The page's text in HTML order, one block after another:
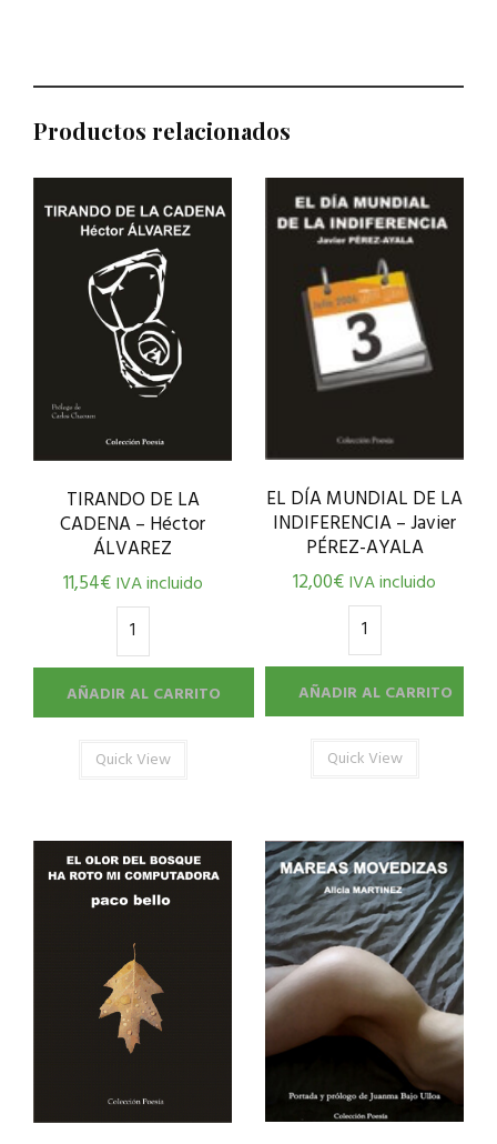
Productos relacionados
TIRANDO DE LA
CADENA – Héctor
ÁLVAREZ
11,54€ IVA incluido
AÑADIR AL CARRITO
Quick View
EL DÍA MUNDIAL DE LA
INDIFERENCIA – Javier
PÉREZ-AYALA
12,00€IVA incluido
AÑADIR AL CARRITO
Quick View